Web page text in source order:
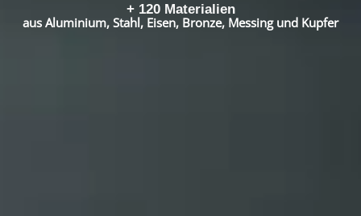
aus Aluminium, Stahl, Eisen, Bronze, Messing und Kupfer
+ 120 Materialien